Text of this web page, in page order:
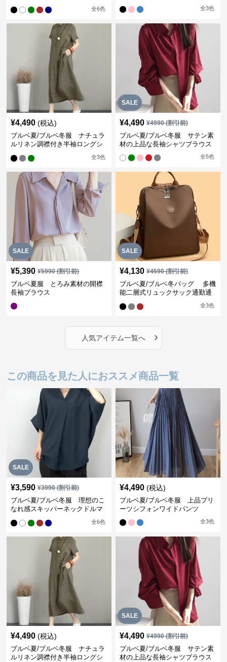
全6色 全3色
¥4,490 (税込)
ブルベ夏/ブルベ冬服 ナチュラ
ルリネン調襟付き半袖ロングシ
全3色
SALE
¥4,490 ¥4990(割引前)
ブルベ夏/ブルベ冬服 サテン素
材の上品な長袖シャツブラウス
全5色
SALE
¥5,390 ¥5990(割引前)
ブルベ夏服 とろみ素材の開襟
長袖ブラウス
SALE
¥4,130 ¥4590(割引前)
ブルベ夏/ブルベ冬バッグ 多機
能二層式リュックサック通勤通
全3色
人気アイテム一覧へ ›
この商品を見た人におススメ商品一覧
SALE
¥3,590 ¥3990(割引前)
ブルベ夏/ブルベ冬服 理想のこ
なれ感スキッパーネックドルマ
全6色
¥4,490 (税込)
ブルベ夏/ブルベ冬服 上品プリ
ーツシフォンワイドパンツ
全3色
¥4,490 (税込)
ブルベ夏/ブルベ冬服 ナチュラ
ルリネン調襟付き半袖ロングシ
SALE
¥4,490 ¥4990(割引前)
ブルベ夏/ブルベ冬服 サテン素
材の上品な長袖シャツブラウス